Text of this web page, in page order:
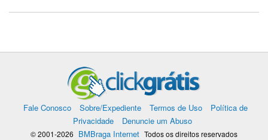
Fale Conosco Sobre/Expediente Termos de Uso
Política de
Privacidade
Denuncie um Abuso
© 2001-2026 BMBraga Internet Todos os direitos reservados